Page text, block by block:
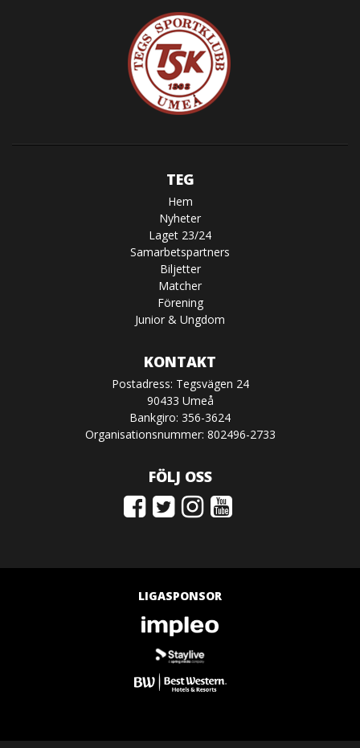
TEG
Hem
Nyheter
Laget 23/24
Samarbetspartners
Biljetter
Matcher
Förening
Junior & Ungdom
KONTAKT
Postadress: Tegsvägen 24
90433 Umeå
Bankgiro: 356-3624
Organisationsnummer: 802496-2733
FÖLJ OSS
LIGASPONSOR